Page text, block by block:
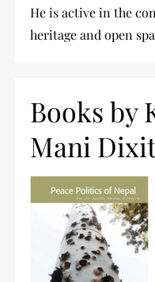
He is active in the
heritage and open
Books by
Mani